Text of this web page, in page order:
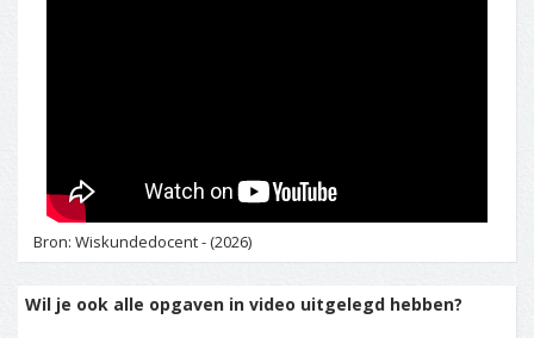
Bron: Wiskundedocent - (2026)
Wil je ook alle opgaven in video uitgelegd hebben?